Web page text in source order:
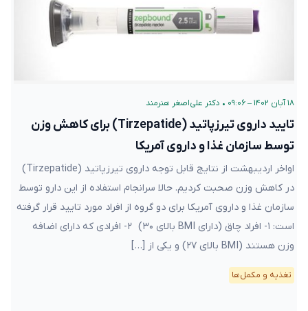
۱۸ آبان ۱۴۰۲ – ۰۹:۰۶ • دکتر علی‌اصغر هنرمند
تایید داروی تیرزپاتید (Tirzepatide) برای کاهش وزن
توسط سازمان غذا و داروی آمریکا
اواخر اردیبهشت از نتایج قابل توجه داروی تیرزپاتید (Tirzepatide)
در کاهش وزن صحبت کردیم. حالا سرانجام استفاده از این دارو توسط
سازمان غذا و داروی آمریکا برای دو گروه از افراد مورد تایید قرار گرفته
است: ۱- افراد چاق (دارای BMI بالای ۳۰) ۲- افرادی که دارای اضافه
وزن هستند (BMI بالای ۲۷) و یکی از […]
تغذیه و مکمل‌ها